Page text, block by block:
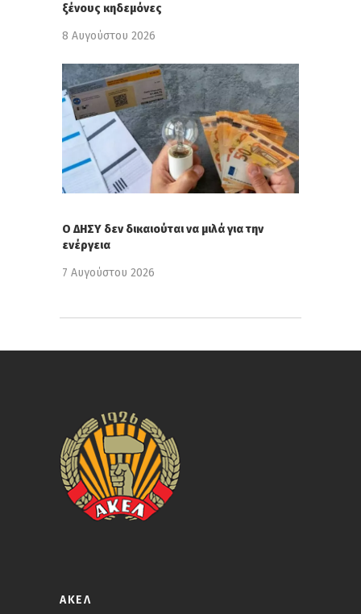
ξένους κηδεμόνες
8 Αυγούστου 2026
Ο ΔΗΣΥ δεν δικαιούται να μιλά για την
ενέργεια
7 Αυγούστου 2026
ΑΚΕΛ